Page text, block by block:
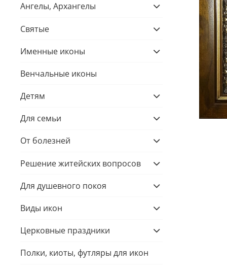
Ангелы, Архангелы
Святые
Именные иконы
Венчальные иконы
Детям
Для семьи
От болезней
Решение житейских вопросов
Для душевного покоя
Виды икон
Церковные праздники
Полки, киоты, футляры для икон